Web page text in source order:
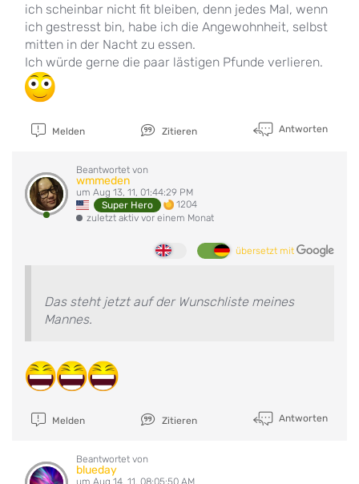
ich scheinbar nicht fit bleiben, denn jedes Mal, wenn
ich gestresst bin, habe ich die Angewohnheit, selbst
mitten in der Nacht zu essen.
Ich würde gerne die paar lästigen Pfunde verlieren.
Melden Zitieren Antworten
Beantwortet von
wmmeden
um Aug 13, 11, 01:44:29 PM
Super Hero
1204
zuletzt aktiv vor einem Monat
übersetzt mit
Das steht jetzt auf der Wunschliste meines
Mannes.
Melden Zitieren Antworten
Beantwortet von
blueday
um Aug 14, 11, 08:05:50 AM